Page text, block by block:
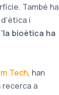
També ha
i
'la bioètica ha
Tech, han
recerca a